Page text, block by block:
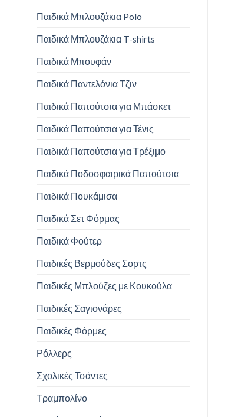
Παιδικά Μπλουζάκια Polo
Παιδικά Μπλουζάκια T-shirts
Παιδικά Μπουφάν
Παιδικά Παντελόνια Τζιν
Παιδικά Παπούτσια για Μπάσκετ
Παιδικά Παπούτσια για Τένις
Παιδικά Παπούτσια για Τρέξιμο
Παιδικά Ποδοσφαιρικά Παπούτσια
Παιδικά Πουκάμισα
Παιδικά Σετ Φόρμας
Παιδικά Φούτερ
Παιδικές Βερμούδες Σορτς
Παιδικές Μπλούζες με Κουκούλα
Παιδικές Σαγιονάρες
Παιδικές Φόρμες
Ρόλλερς
Σχολικές Τσάντες
Τραμπολίνο